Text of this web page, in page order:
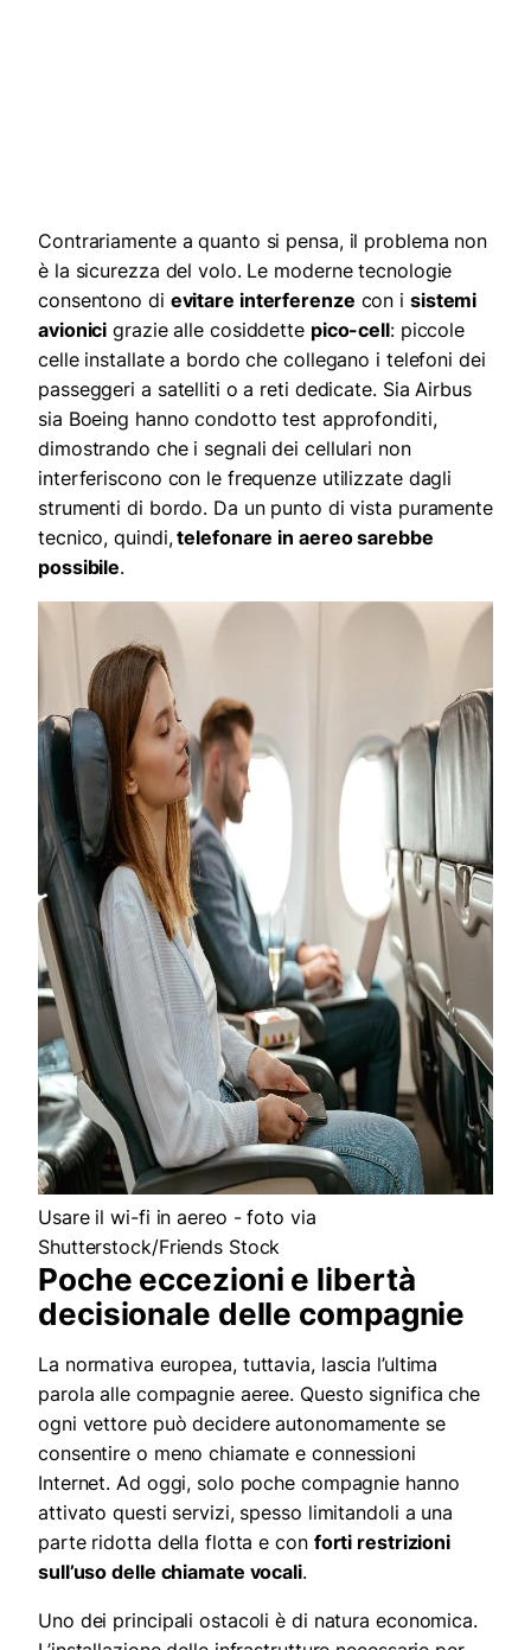
Contrariamente a quanto si pensa, il problema non
è la sicurezza del volo. Le moderne tecnologie
consentono di evitare interferenze con i sistemi
avionici grazie alle cosiddette pico-cell: piccole
celle installate a bordo che collegano i telefoni dei
passeggeri a satelliti o a reti dedicate. Sia Airbus
sia Boeing hanno condotto test approfonditi,
dimostrando che i segnali dei cellulari non
interferiscono con le frequenze utilizzate dagli
strumenti di bordo. Da un punto di vista puramente
tecnico, quindi,telefonare in aereo sarebbe
possibile.
Usare il wi-fi in aereo - foto via
Shutterstock/Friends Stock
Poche eccezioni e libertà
decisionale delle compagnie
La normativa europea, tuttavia, lascia l’ultima
parola alle compagnie aeree. Questo significa che
ogni vettore può decidere autonomamente se
consentire o meno chiamate e connessioni
Internet. Ad oggi, solo poche compagnie hanno
attivato questi servizi, spesso limitandoli a una
parte ridotta della flotta e con forti restrizioni
sull’uso delle chiamate vocali.
Uno dei principali ostacoli è di natura economica.